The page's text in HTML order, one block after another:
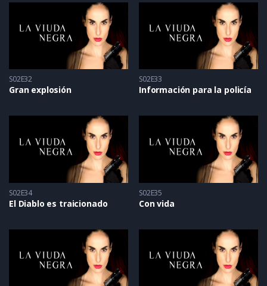
S02E32
Gran explosión
S02E33
Información para la policía
S02E34
El Diablo es traicionado
S02E35
Con vida